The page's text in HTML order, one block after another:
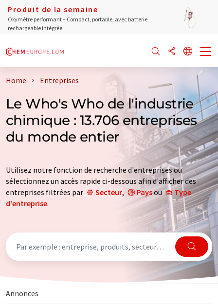
Produit de la semaine
Oxymètre performant – Compact, portable, avec batterie
rechargeable intégrée
Home Entreprises
Le Who's Who de l'industrie
chimique : 13.706 entreprises
du monde entier
Utilisez notre fonction de recherche d'entreprises ou
sélectionnez un accès rapide ci-dessous afin d'afficher des
entreprises filtrées par
Secteur, Paysou
Type
d'entreprise.
Annonces